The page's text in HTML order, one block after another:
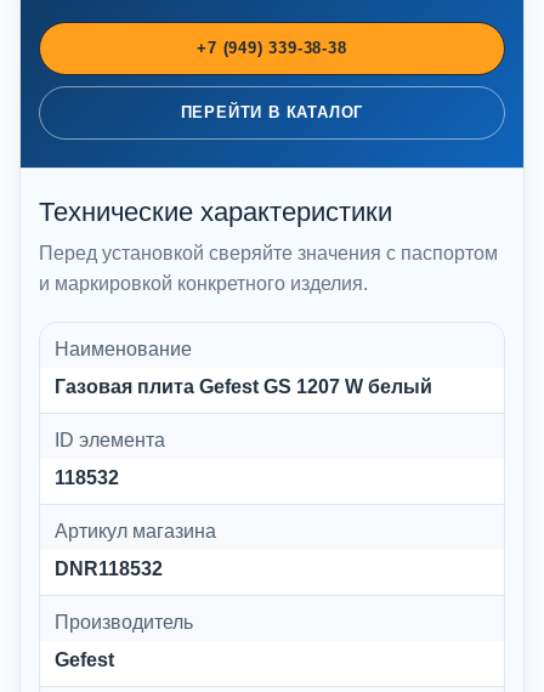
+7 (949) 339-38-38
ПЕРЕЙТИ В КАТАЛОГ
Технические характеристики
Перед установкой сверяйте значения с паспортом
и маркировкой конкретного изделия.
Наименование
Газовая плита Gefest GS 1207 W белый
ID элемента
118532
Артикул магазина
DNR118532
Производитель
Gefest